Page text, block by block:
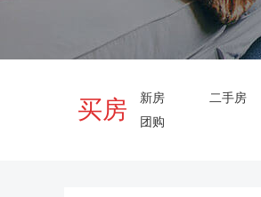
买房 新房
二手房
团购